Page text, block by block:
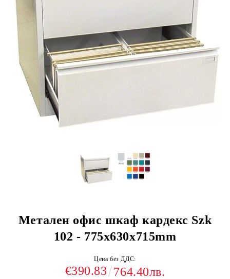
Метален офис шкаф кардекс Szk
102 - 775x630x715mm
Цена без ДДС:
€390.83 764.40лв.